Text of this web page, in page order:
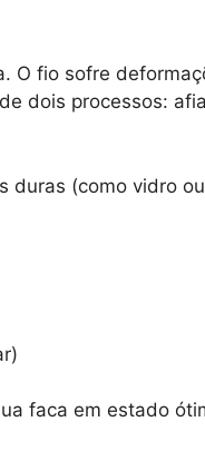
O fio sofre
dois processos:
duras (como vidro
faca em estado